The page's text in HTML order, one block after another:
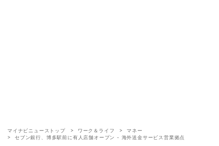
マイナビニューストップ ワーク＆ライフ
マネー
セブン銀行、博多駅前に有人店舗オープン - 海外送金サービス営業拠点